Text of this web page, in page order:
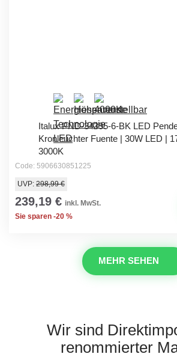
Italux PND-34395-6-BK LED
Kronleuchter Fuente | 30W LED |
3000K
Code: 5906630851225
UVP: 298,99 €
239,19 € inkl. MwSt.
Sie sparen -20 %
MEHR SEHEN
Wir sind
renommierter